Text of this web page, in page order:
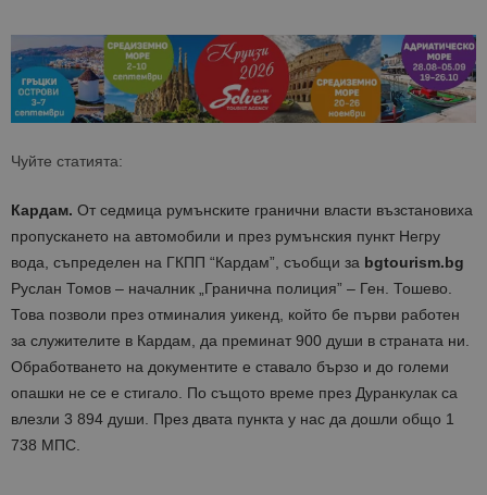
Чуйте статията:
Кардам. От седмица румънските гранични власти възстановиха
пропускането на автомобили и през румънския пункт Негру
вода, съпределен на ГКПП “Кардам”, съобщи за bgtourism.bg
Руслан Томов – началник „Гранична полиция” – Ген. Тошево.
Това позволи през отминалия уикенд, който бе първи работен
за служителите в Кардам, да преминат 900 души в страната ни.
Обработването на документите е ставало бързо и до големи
опашки не се е стигало. По същото време през Дуранкулак са
влезли 3 894 души. През двата пункта у нас да дошли общо 1
738 МПС.